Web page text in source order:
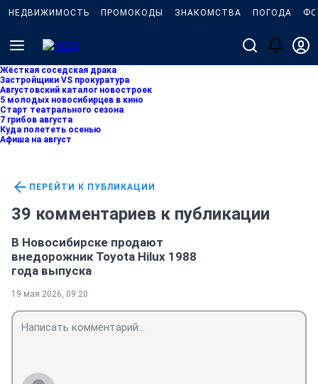
НЕДВИЖИМОСТЬ ПРОМОКОДЫ ЗНАКОМСТВА ПОГОДА
Жёсткая соседская драка
Застройщики VS прокуратура
Августовский каталог новостроек
5 молодых новосибирцев в кино
Старт театрального сезона
7 грибов августа
Куда полететь осенью
Афиша на август
ПЕРЕЙТИ К ПУБЛИКАЦИИ
39 комментариев к публикации
В Новосибирске продают
внедорожник Toyota Hilux 1988
года выпуска
19 мая 2026, 09:20